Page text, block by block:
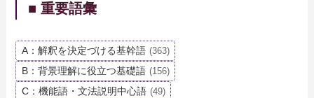
■ 重要語彙
A：解釈を決定づける基幹語 (363)
B：背景理解に役立つ基礎語 (156)
C：機能語・文法説明中心語 (49)